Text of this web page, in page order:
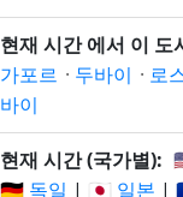
41 분
전
26.
6.
43 분
26.
현재 시간 에서 이 도
가포르 · 두바이 · 로
바이
현재 시간 (국가별):
🇩🇪 독일 | 🇯🇵 일본 |